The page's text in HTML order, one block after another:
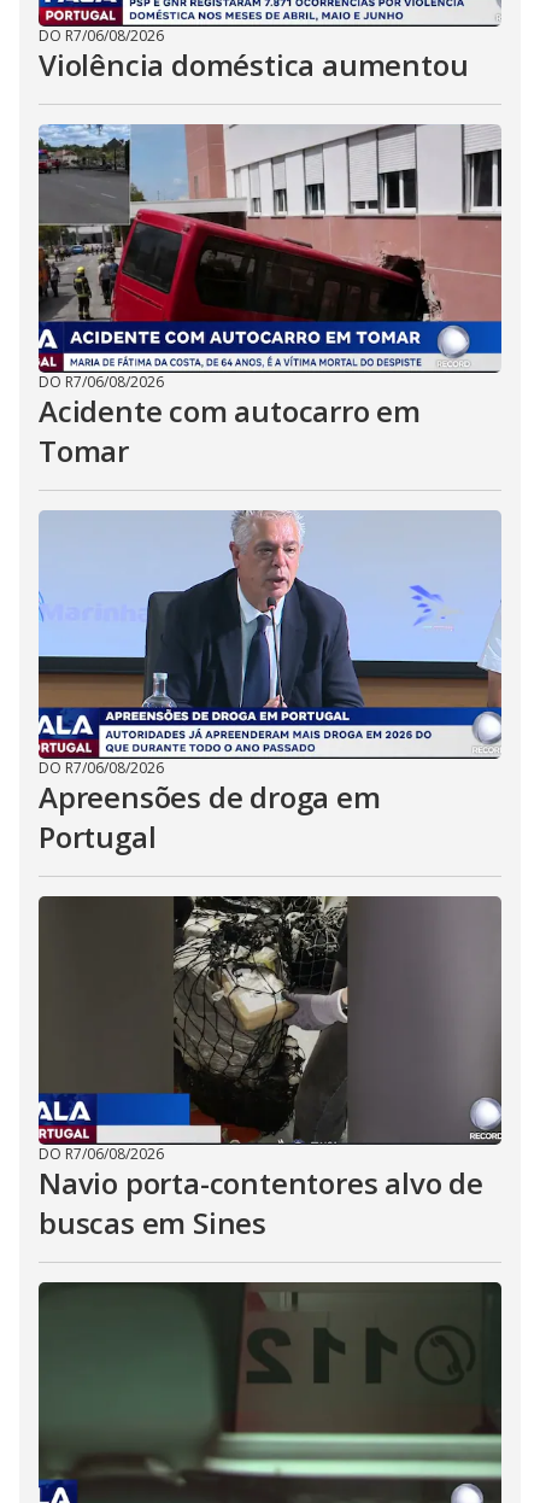
DO R7/06/08/2026
Violência doméstica aumentou
DO R7/06/08/2026
Acidente com autocarro em
Tomar
DO R7/06/08/2026
Apreensões de droga em
Portugal
DO R7/06/08/2026
Navio porta-contentores alvo de
buscas em Sines